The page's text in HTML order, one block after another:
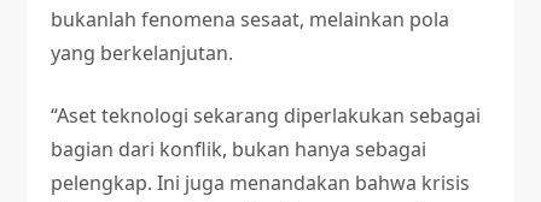
bukanlah fenomena sesaat, melainkan pola
yang berkelanjutan.
“Aset teknologi sekarang diperlakukan sebagai
bagian dari konflik, bukan hanya sebagai
pelengkap. Ini juga menandakan bahwa krisis